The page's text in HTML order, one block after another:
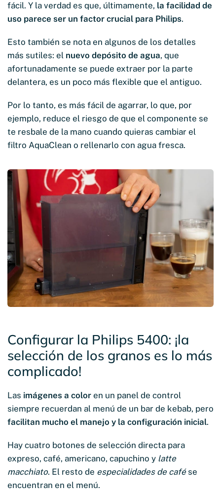
fácil. Y la verdad es que, últimamente, la facilidad de
uso parece ser un factor crucial para Philips.
Esto también se nota en algunos de los detalles
más sutiles: el nuevo depósito de agua, que
afortunadamente se puede extraer por la parte
delantera, es un poco más flexible que el antiguo.
Por lo tanto, es más fácil de agarrar, lo que, por
ejemplo, reduce el riesgo de que el componente se
te resbale de la mano cuando quieras cambiar el
filtro AquaClean o rellenarlo con agua fresca.
Configurar la Philips 5400: ¡la
selección de los granos es lo más
complicado!
Las imágenes a color en un panel de control
siempre recuerdan al menú de un bar de kebab, pero
facilitan mucho el manejo y la configuración inicial.
Hay cuatro botones de selección directa para
expreso, café, americano, capuchino y latte
macchiato. El resto de especialidades de cafése
encuentran en el menú.